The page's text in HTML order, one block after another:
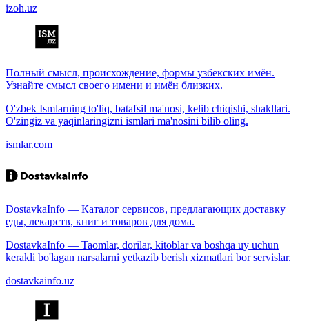
izoh.uz
Полный смысл, происхождение, формы узбекских имён.
Узнайте смысл своего имени и имён близких.
O'zbek Ismlarning to'liq, batafsil ma'nosi, kelib chiqishi, shakllari.
O'zingiz va yaqinlaringizni ismlari ma'nosini bilib oling.
ismlar.com
DostavkaInfo — Каталог сервисов, предлагающих доставку
еды, лекарств, книг и товаров для дома.
DostavkaInfo — Taomlar, dorilar, kitoblar va boshqa uy uchun
kerakli bo'lagan narsalarni yetkazib berish xizmatlari bor servislar.
dostavkainfo.uz